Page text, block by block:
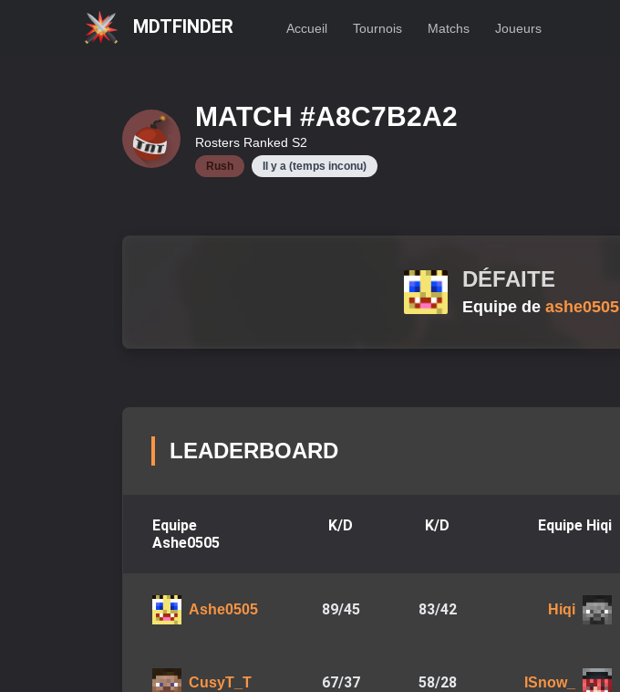
MDTFINDER Accueil Tournois Matchs Joueurs
MATCH #A8C7B2A2
Rosters Ranked S2
Rush Il y a(temps inconu)
DÉFAITE
Equipe de ashe0505
LEADERBOARD
Equipe
Ashe0505
K/D K/D Equipe Hiqi
Ashe0505 89/45 83/42 Hiqi
CusyT_T 67/37 58/28 ISnow_